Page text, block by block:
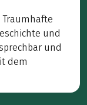
Traumhafte
und
und
dem